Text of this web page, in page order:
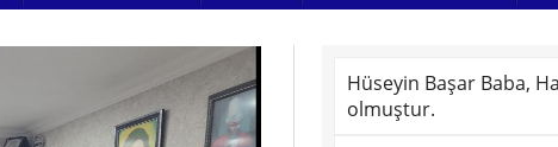
Hüseyin Başar Baba,
olmuştur.